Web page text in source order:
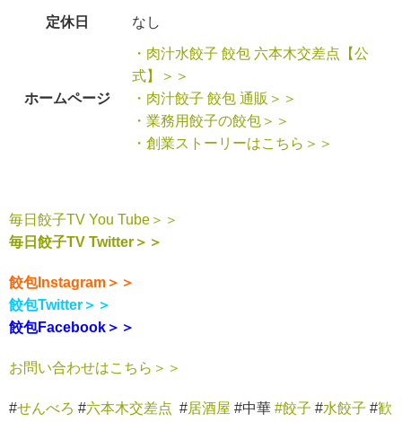
定休日 なし
ホームページ
・肉汁水餃子 餃包 六本木交差点【公
式】＞＞
・肉汁餃子 餃包 通販＞＞
・業務用餃子の餃包＞＞
・創業ストーリーはこちら＞＞
毎日餃子TV You Tube＞＞
毎日餃子TV Twitter＞＞
餃包Instagram＞＞
餃包Twitter＞＞
餃包Facebook＞＞
お問い合わせはこちら＞＞
#せんべろ #六本木交差点 #居酒屋 #中華 #餃子 #水餃子 #歓